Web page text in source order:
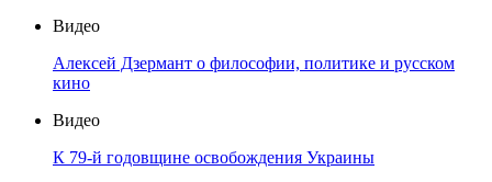
Видео
Алексей Дзермант о философии, политике и русском
кино
Видео
К 79-й годовщине освобождения Украины